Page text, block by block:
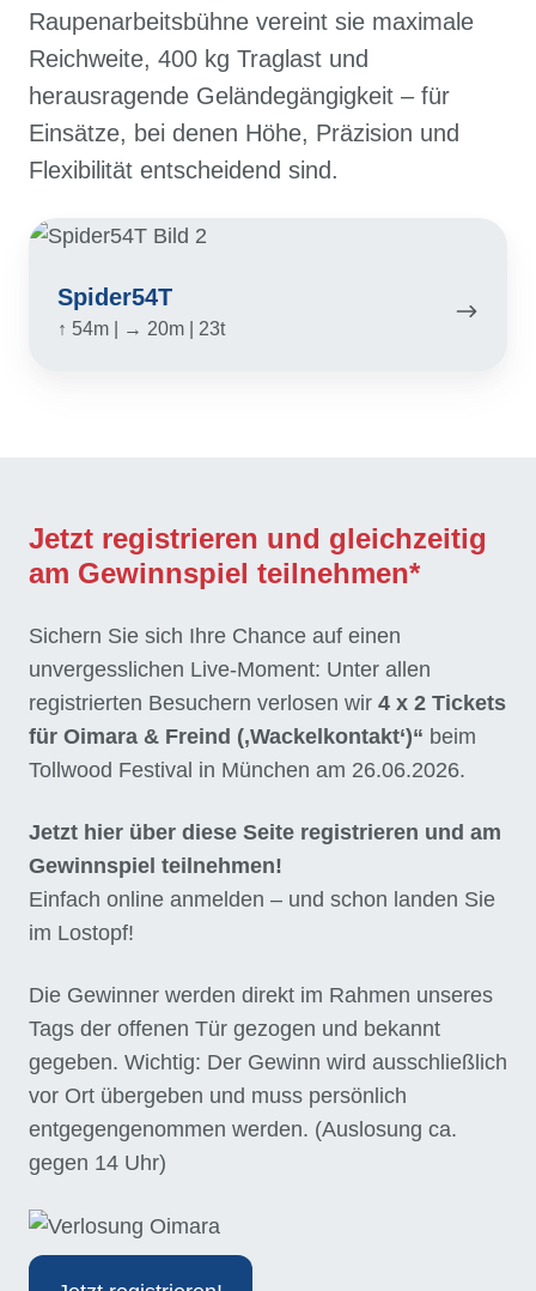
Raupenarbeitsbühne vereint sie maximale
Reichweite, 400 kg Traglast und
herausragende Geländegängigkeit – für
Einsätze, bei denen Höhe, Präzision und
Flexibilität entscheidend sind.
Spider54T
↑ 54m | → 20m | 23t
Spider54T
Jetzt registrieren und gleichzeitig
am Gewinnspiel teilnehmen*
Sichern Sie sich Ihre Chance auf einen
unvergesslichen Live-Moment: Unter allen
registrierten Besuchern verlosen wir 4 x 2 Tickets
für Oimara & Freind (‚Wackelkontakt‘)“ beim
Tollwood Festival in München am 26.06.2026.
Jetzt hier über diese Seite registrieren und am
Gewinnspiel teilnehmen!
Einfach online anmelden – und schon landen Sie
im Lostopf!
Die Gewinner werden direkt im Rahmen unseres
Tags der offenen Tür gezogen und bekannt
gegeben. Wichtig: Der Gewinn wird ausschließlich
vor Ort übergeben und muss persönlich
entgegengenommen werden. (Auslosung ca.
gegen 14 Uhr)